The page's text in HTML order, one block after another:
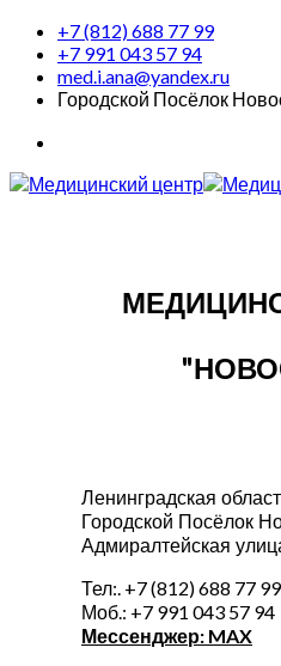
+7 (812) 688 77 99
+7 991 043 57 94
med.i.ana@yandex.ru
Городской Посёлок
Ленинградская
Городской Посёлок
Адмиралтейская
Тел:. +7 (812) 688 77 99
Моб.: +7 991 043 57 94
Мессенджер: MAX